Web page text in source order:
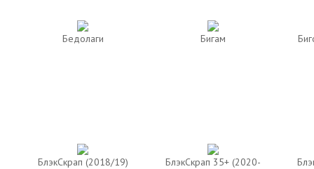
Бедолаги Бигам
БлэкСкрап (2018/19)
БлэкСкрап 35+ (2020-